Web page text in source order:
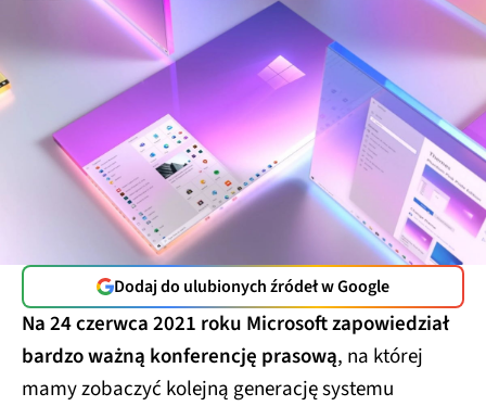
Dodaj do ulubionych źródeł w Google
Na 24 czerwca 2021 roku Microsoft zapowiedział
bardzo ważną konferencję prasową, na której
mamy zobaczyć kolejną generację systemu